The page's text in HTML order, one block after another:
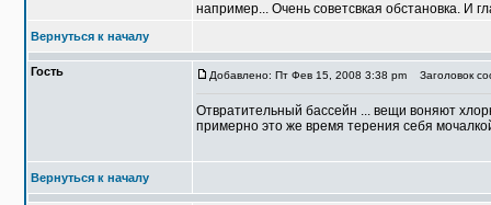
например... Очень советсвкая обстановка. И
Вернуться к началу
Гость Добавлено: Пт Фев 15, 2008 3:38 pm Заголовок
Отвратительный бассейн ... вещи воняют
примерно это же время терения себя
Вернуться к началу